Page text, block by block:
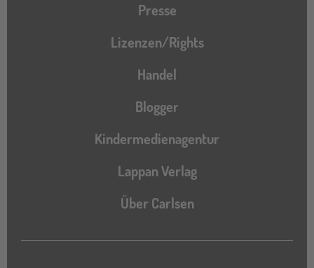
Presse
Lizenzen/Rights
Handel
Blogger
Kindermedienagentur
Lappan Verlag
Über Carlsen